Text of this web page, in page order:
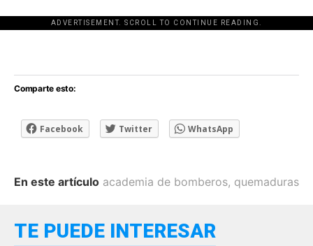
ADVERTISEMENT. SCROLL TO CONTINUE READING.
[adsforwp id="243463"]
Comparte esto:
Facebook Twitter WhatsApp
En este artículo academia de bomberos, quemaduras
TE PUEDE INTERESAR